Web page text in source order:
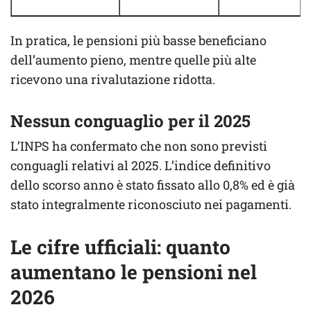
In pratica, le pensioni più basse beneficiano
dell’aumento pieno, mentre quelle più alte
ricevono una rivalutazione ridotta.
Nessun conguaglio per il 2025
L’INPS ha confermato che non sono previsti
conguagli relativi al 2025. L’indice definitivo
dello scorso anno è stato fissato allo 0,8% ed è già
stato integralmente riconosciuto nei pagamenti.
Le cifre ufficiali: quanto
aumentano le pensioni nel
2026